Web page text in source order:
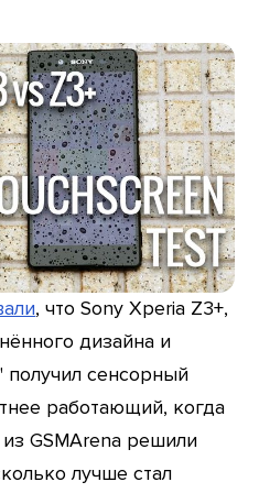
, что Sony Xperia Z3+,
дизайна и
получил сенсорный
работающий, когда
GSMArena решили
лучше стал